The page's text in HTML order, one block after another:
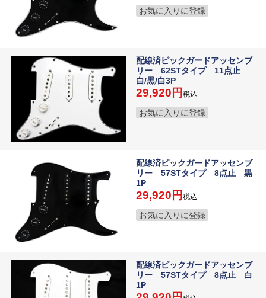
お気に入りに登録
配線済ピックガードアッセンブ
リー 62STタイプ 11点止
白/黒/白3P
29,920 税込
お気に入りに登録
配線済ピックガードアッセンブ
リー 57STタイプ 8点止 黒
1P
29,920 税込
お気に入りに登録
配線済ピックガードアッセンブ
リー 57STタイプ 8点止 白
1P